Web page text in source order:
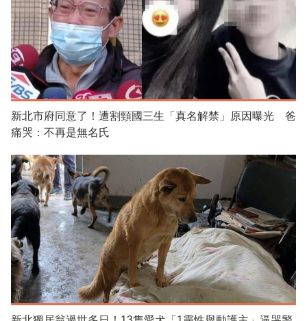
新北市府同意了！遭割頸國三生「真名解禁」原因曝光 爸
痛哭：不再是無名氏